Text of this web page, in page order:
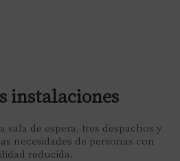
instalaciones
sala de espera, tres despachos y
necesidades de personas con
reducida.